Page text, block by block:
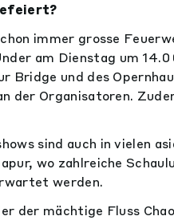
immer grosse
am Dienstag um
Bridge und des
der Organisatoren.
sind auch in vielen
wo zahlreiche
werden.
der mächtige Fluss